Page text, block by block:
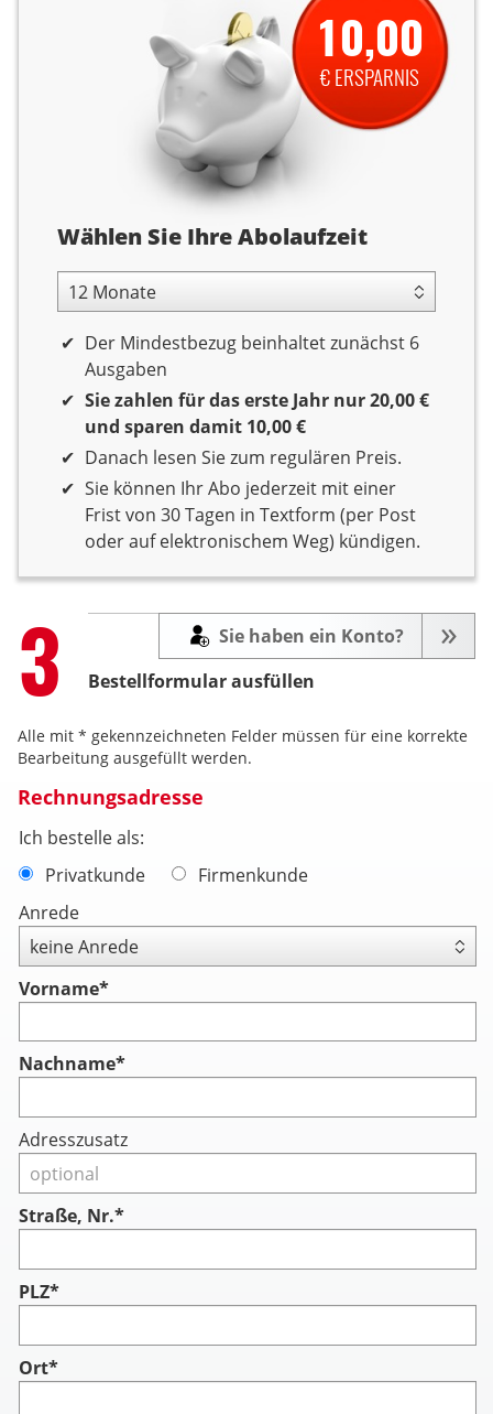
Abolaufzeit
Wählen Sie Ihre Abolaufzeit
12 Monate Laufzeit
Der Mindestbezug beinhaltet zunächst 6
Ausgaben
Sie zahlen für das erste Jahr nur 20,00 €
und sparen damit 10,00 €
Danach lesen Sie zum regulären Preis.
Sie können Ihr Abo jederzeit mit einer
Frist von 30 Tagen in Textform (per Post
oder auf elektronischem Weg) kündigen.
10,00
€ ERSPARNIS
Step
3 Bestellformular ausfüllen
Sie haben ein Konto?
Alle mit * gekennzeichneten Felder müssen für eine korrekte
Bearbeitung ausgefüllt werden.
Rechnungsadresse
Ich bestelle als:
Privatkunde
Firmenkunde
Anrede
Vorname*
Nachname*
Adresszusatz
Straße, Nr.*
PLZ*
Ort*